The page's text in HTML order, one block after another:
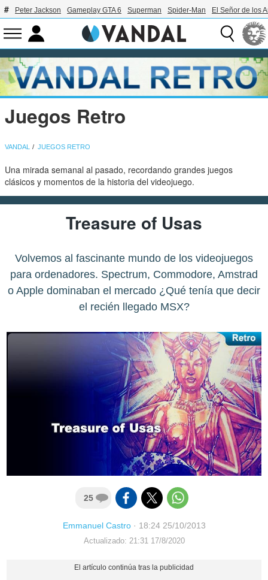
Peter Jackson Gameplay GTA 6 Superman Spider-Man El Señor de los
Juegos Retro
VANDAL JUEGOS RETRO
Una mirada semanal al pasado, recordando grandes juegos
clásicos y momentos de la historia del videojuego.
Treasure of Usas
Volvemos al fascinante mundo de los videojuegos
para ordenadores. Spectrum, Commodore, Amstrad
o Apple dominaban el mercado ¿Qué tenía que decir
el recién llegado MSX?
25
Emmanuel Castro· 18:24 25/10/2013
Actualizado: 21:31 17/8/2020